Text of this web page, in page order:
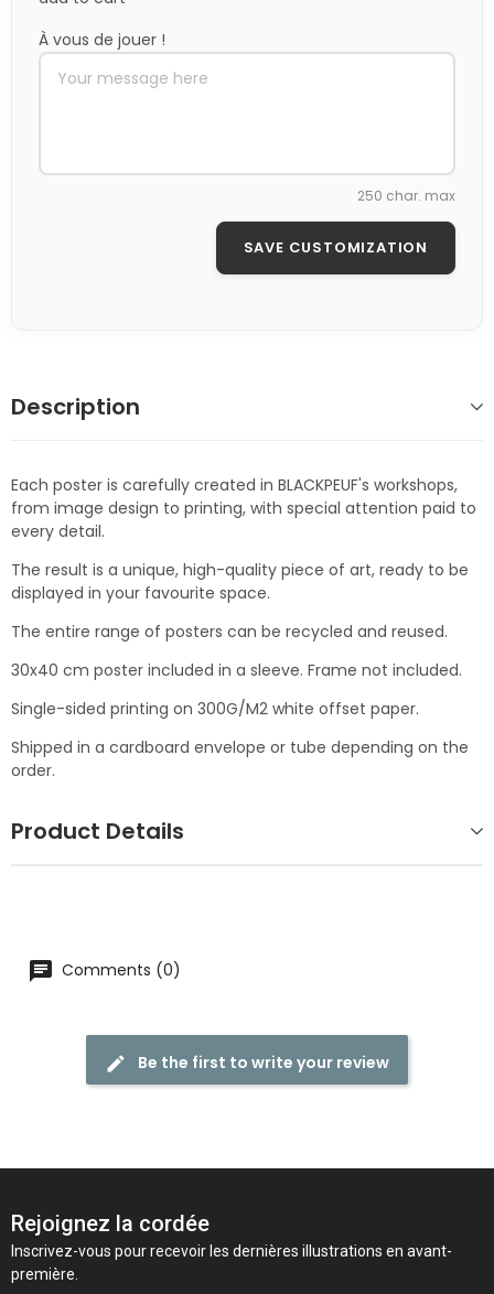
À vous de jouer !
250 char. max
SAVE CUSTOMIZATION
Description
Each poster is carefully created in BLACKPEUF's workshops,
from image design to printing, with special attention paid to
every detail.
The result is a unique, high-quality piece of art, ready to be
displayed in your favourite space.
The entire range of posters can be recycled and reused.
30x40 cm poster included in a sleeve. Frame not included.
Single-sided printing on 300G/M2 white offset paper.
Shipped in a cardboard envelope or tube depending on the
order.
Product Details
Comments (0)
Be the first to write your review
Rejoignez la cordée
Inscrivez-vous pour recevoir les dernières illustrations en avant-
première.